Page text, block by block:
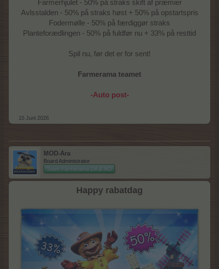
Farmerhjulet - 50% på straks skift af præmier
Avlsstalden - 50% på straks høst + 50% på opstartspris
Fodermølle - 50% på færdiggør straks
Planteforædlingen - 50% på fuldfør nu + 33% på resttid
Spil nu, før det er for sent!
Farmerama teamet
-Auto post-
15 Juni 2026
MOD-Ara
Board Administrator
Team Farmerama DA & NO
Happy rabatdag